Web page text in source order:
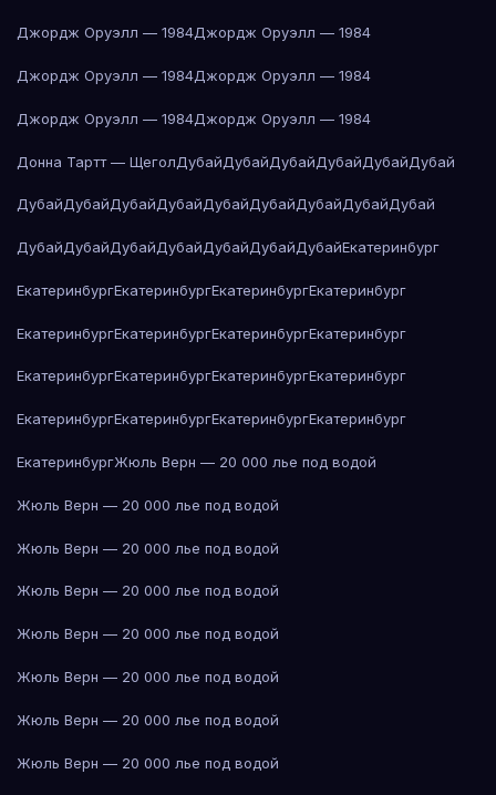
Джордж Оруэлл — 1984Джордж Оруэлл — 1984
Джордж Оруэлл — 1984Джордж Оруэлл — 1984
Джордж Оруэлл — 1984Джордж Оруэлл — 1984
Донна Тартт — ЩеголДубайДубайДубайДубайДубайДубай
ДубайДубайДубайДубайДубайДубайДубайДубайДубай
ДубайДубайДубайДубайДубайДубайДубайЕкатеринбург
ЕкатеринбургЕкатеринбургЕкатеринбургЕкатеринбург
ЕкатеринбургЕкатеринбургЕкатеринбургЕкатеринбург
ЕкатеринбургЕкатеринбургЕкатеринбургЕкатеринбург
ЕкатеринбургЕкатеринбургЕкатеринбургЕкатеринбург
ЕкатеринбургЖюль Верн — 20 000 лье под водой
Жюль Верн — 20 000 лье под водой
Жюль Верн — 20 000 лье под водой
Жюль Верн — 20 000 лье под водой
Жюль Верн — 20 000 лье под водой
Жюль Верн — 20 000 лье под водой
Жюль Верн — 20 000 лье под водой
Жюль Верн — 20 000 лье под водой